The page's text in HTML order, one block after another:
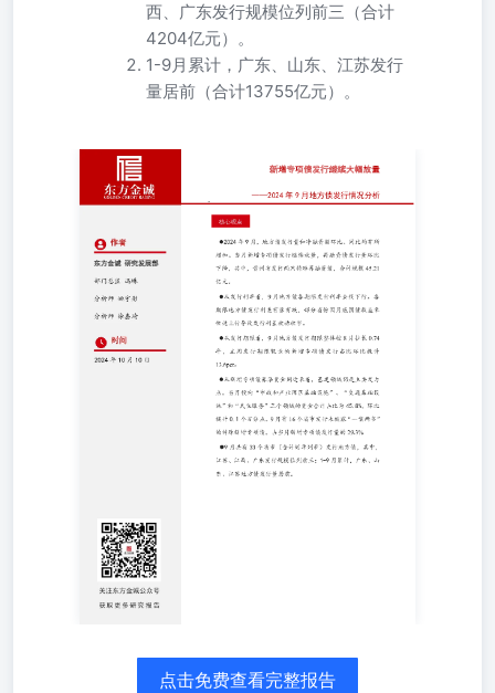
西、广东发行规模位列前三（合计
4204亿元）。
1-9月累计，广东、山东、江苏发行
量居前（合计13755亿元）。
——2024年9月地方债发行情况分析 核心观点 2024年9
月，地方债发行量和净融资额环比、同比均有所增加。当月
新增专项债发行继续放量，再融资债发行量环比下降，其
中，贵州省发行两只特殊再融资债，合计规模45.21亿元。
东方金诚研究发展部 部门总监冯琳分析师姚宇彤分析师徐
嘉琦 从发行利率看，9月地方债各期限发行利率全线下
行。各期限地方债发行利差有涨有跌，部分省份因月底国债
收益率快速上行导致发行利差被动收窄。 从发行期限看，
9月地方债发行期限整体较8月拉长0.74年，主因 发行 期限
较 长的新 增专 项债发 行占比 环比 提升13.6pct。 时间
2024年10月10日 从新增专项债募集资金用途来看，基建领
域仍是主要发力点。当月投向“市政和产业园区基础设
施”、“交通基础设施”和“民生服务”三个领域的资金合计占
比为45.8%，环比提升0.1个百分点。9月有16个省市发行未
债，其中，江苏、江西、广东发行规模位列前三；1-9月累
计，广东、山东、江苏地方债发行量居前。 获 取更 多 研
究 报 告 一 、总 体 发 行 情 况 （一）发行规模 2024年9
月，地方债发行量和净融资额环比、同比均有所增加。具体
元，同比增加9590亿元。 9月新增专项债发行继续放量，再
点击免费查看完整报告